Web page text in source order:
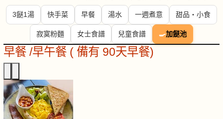
3餸1湯 快手菜 早餐 湯水 一週煮意 甜品・小食
寂寞粉麵 女士食譜 兒童食譜 🍳加餸池
早餐 /早午餐 ( 備有 90天早餐)